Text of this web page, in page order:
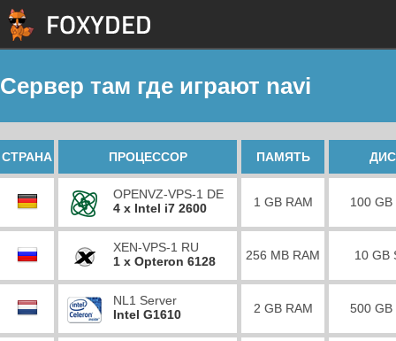
Сервер там где играют navi
СТРАНА ПРОЦЕССОР ПАМЯТЬ
OPENVZ-VPS-1 DE
4 x Intel i7 2600
1 GB RAM 100 GB
XEN-VPS-1 RU
1 x Opteron 6128
256 MB RAM 10 GB
NL1 Server
Intel G1610
2 GB RAM 500 GB